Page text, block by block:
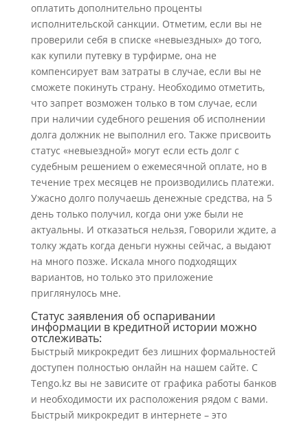
оплатить дополнительно проценты
исполнительской санкции. Отметим, если вы не
проверили себя в списке «невыездных» до того,
как купили путевку в турфирме, она не
компенсирует вам затраты в случае, если вы не
сможете покинуть страну. Необходимо отметить,
что запрет возможен только в том случае, если
при наличии судебного решения об исполнении
долга должник не выполнил его. Также присвоить
статус «невыездной» могут если есть долг с
судебным решением о ежемесячной оплате, но в
течение трех месяцев не производились платежи.
Ужасно долго получаешь денежные средства, на 5
день только получил, когда они уже были не
актуальны. И отказаться нельзя, Говорили ждите, а
толку ждать когда деньги нужны сейчас, а выдают
на много позже. Искала много подходящих
вариантов, но только это приложение
приглянулось мне.
Статус заявления об оспаривании
информации в кредитной истории можно
отслеживать:
Быстрый микрокредит без лишних формальностей
доступен полностью онлайн на нашем сайте. С
Tengo.kz вы не зависите от графика работы банков
и необходимости их расположения рядом с вами.
Быстрый микрокредит в интернете – это